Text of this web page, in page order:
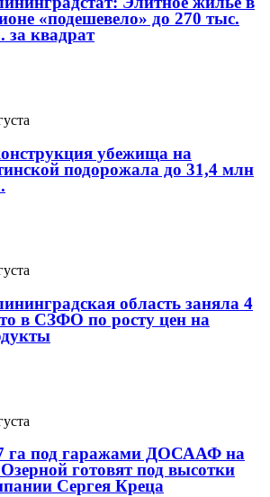
«подешевело» до 270 тыс.
за квадрат
убежища на
подорожала до 31,4 млн
область заняла 4
в СЗФО по росту цен на
га под гаражами ДОСААФ на
готовят под высотки
Сергея Креца